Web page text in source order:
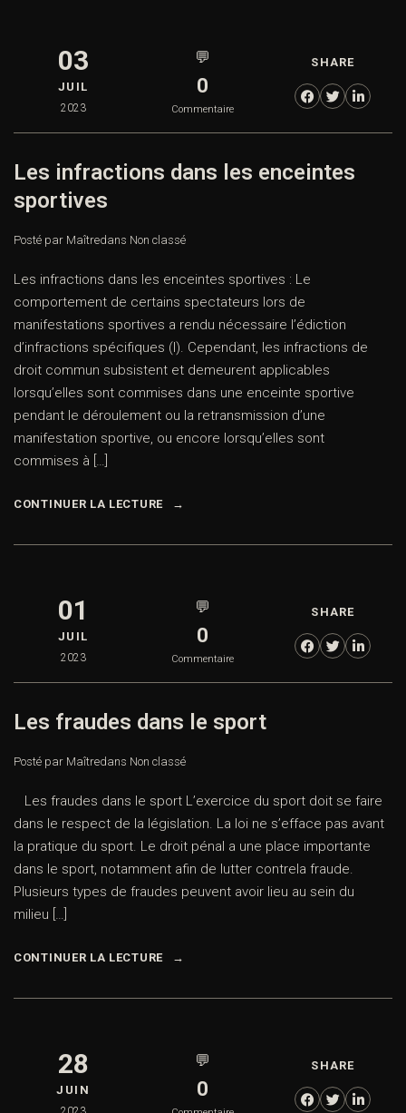
03
JUIL
2023
💬
0
Commentaire
SHARE
Les infractions dans les enceintes
sportives
Posté par Maîtredans Non classé
Les infractions dans les enceintes sportives : Le
comportement de certains spectateurs lors de
manifestations sportives a rendu nécessaire l’édiction
d’infractions spécifiques (I). Cependant, les infractions de
droit commun subsistent et demeurent applicables
lorsqu’elles sont commises dans une enceinte sportive
pendant le déroulement ou la retransmission d’une
manifestation sportive, ou encore lorsqu’elles sont
commises à […]
CONTINUER LA LECTURE
01
JUIL
2023
💬
0
Commentaire
SHARE
Les fraudes dans le sport
Posté par Maîtredans Non classé
Les fraudes dans le sport L’exercice du sport doit se faire
dans le respect de la législation. La loi ne s’efface pas avant
la pratique du sport. Le droit pénal a une place importante
dans le sport, notamment afin de lutter contrela fraude.
Plusieurs types de fraudes peuvent avoir lieu au sein du
milieu […]
CONTINUER LA LECTURE
28
JUIN
💬
0
SHARE